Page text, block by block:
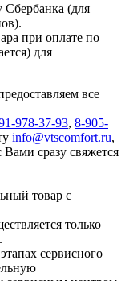
Сбербанка (для
при оплате по
для
все
978-37-93, 8-905-
info@vtscomfort.ru,
Вами сразу свяжется
товар с
только
сервисного